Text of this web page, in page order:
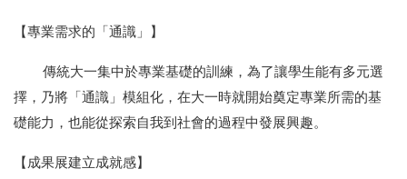
【專業需求的「通識」】
傳統大一集中於專業基礎的訓練，為了讓學生能有多元選
擇，乃將「通識」模組化，在大一時就開始奠定專業所需的基
礎能力，也能從探索自我到社會的過程中發展興趣。
【成果展建立成就感】